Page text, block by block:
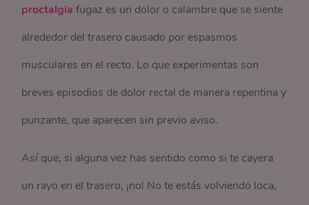
proctalgia fugaz es un dolor o calambre que se siente
alrededor del trasero causado por espasmos
musculares en el recto. Lo que experimentas son
breves episodios de dolor rectal de manera repentina y
punzante, que aparecen sin previo aviso.
Así que, si alguna vez has sentido como si te cayera
un rayo en el trasero, ¡no! No te estás volviendo loca,